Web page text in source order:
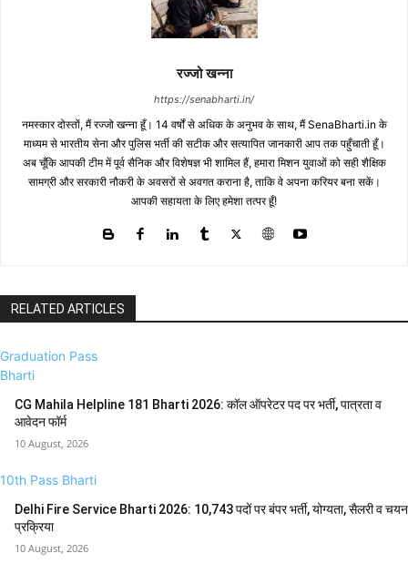
रज्जो खन्ना
https://senabharti.in/
नमस्कार दोस्तों, मैं रज्जो खन्ना हूँ। 14 वर्षों से अधिक के अनुभव के साथ, मैं SenaBharti.in के
माध्यम से भारतीय सेना और पुलिस भर्ती की सटीक और सत्यापित जानकारी आप तक पहुँचाती हूँ।
अब चूँकि आपकी टीम में पूर्व सैनिक और विशेषज्ञ भी शामिल हैं, हमारा मिशन युवाओं को सही शैक्षिक
सामग्री और सरकारी नौकरी के अवसरों से अवगत कराना है, ताकि वे अपना करियर बना सकें।
आपकी सहायता के लिए हमेशा तत्पर हूँ!
RELATED ARTICLES
Graduation Pass
Bharti
CG Mahila Helpline 181 Bharti 2026: कॉल ऑपरेटर पद पर भर्ती, पात्रता व
आवेदन फॉर्म
10 August, 2026
10th Pass Bharti
Delhi Fire Service Bharti 2026: 10,743 पदों पर बंपर भर्ती, योग्यता, सैलरी व चयन
प्रक्रिया
10 August, 2026